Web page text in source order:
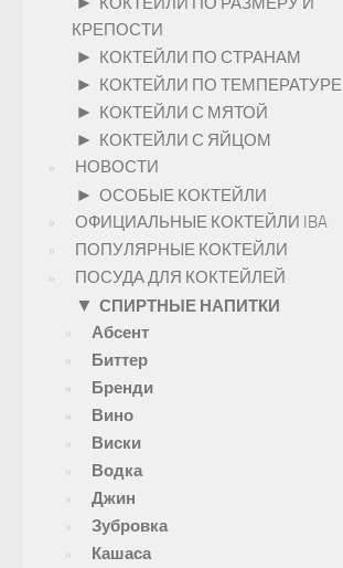
КРЕПОСТИ
► КОКТЕЙЛИ ПО СТРАНАМ
► КОКТЕЙЛИ ПО ТЕМПЕРАТУРЕ
► КОКТЕЙЛИ С МЯТОЙ
► КОКТЕЙЛИ С ЯЙЦОМ
НОВОСТИ
► ОСОБЫЕ КОКТЕЙЛИ
ОФИЦИАЛЬНЫЕ КОКТЕЙЛИ IBA
ПОПУЛЯРНЫЕ КОКТЕЙЛИ
ПОСУДА ДЛЯ КОКТЕЙЛЕЙ
▼ СПИРТНЫЕ НАПИТКИ
Абсент
Биттер
Бренди
Вино
Виски
Водка
Джин
Зубровка
Кашаса